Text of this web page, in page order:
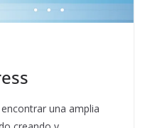
una amplia